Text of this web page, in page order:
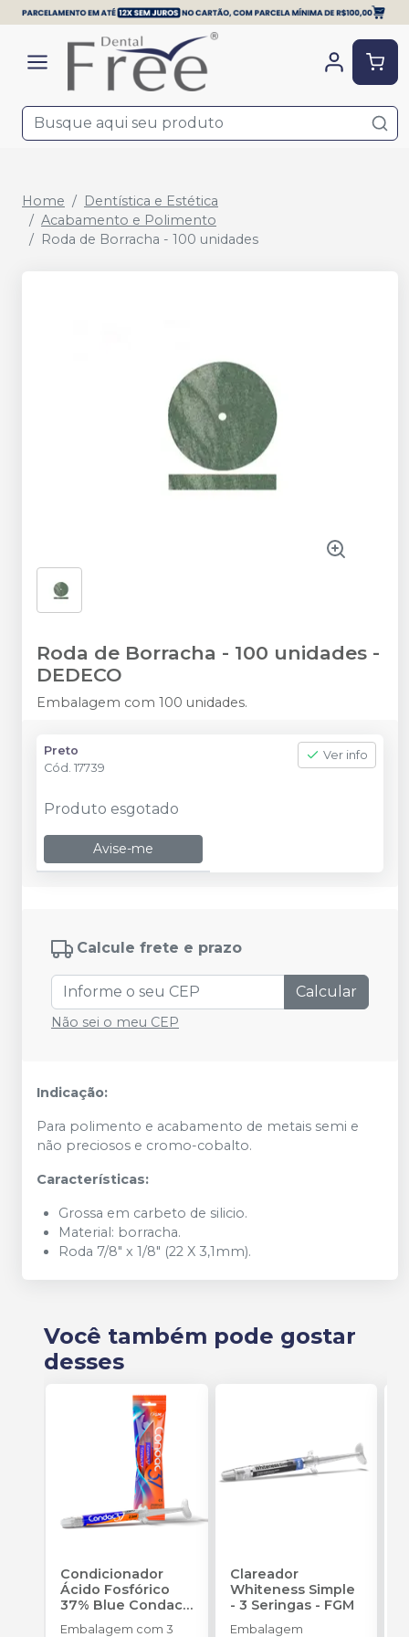
Home
Dentística e Estética
Acabamento e Polimento
Roda de Borracha - 100 unidades
Roda de Borracha - 100 unidades -
DEDECO
Embalagem com 100 unidades.
Preto
Cód. 17739
Ver info
Produto esgotado
Avise-me
Calcule frete e prazo
Calcular
Não sei o meu CEP
Indicação:
Para polimento e acabamento de metais semi e
não preciosos e cromo-cobalto.
Características:
Grossa em carbeto de silicio.
Material: borracha.
Roda 7/8" x 1/8" (22 X 3,1mm).
Você também pode gostar
desses
Condicionador
Ácido Fosfórico
37% Blue Condac-
FGM
Embalagem com 3
Clareador
Whiteness Simple
- 3 Seringas- FGM
Embalagem